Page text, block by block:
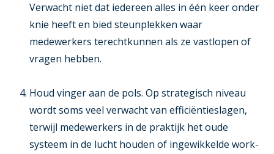
Verwacht niet dat iedereen alles in één keer onder
knie heeft en bied steunplekken waar
medewerkers terechtkunnen als ze vastlopen of
vragen hebben.
Houd vinger aan de pols. Op strategisch niveau
wordt soms veel verwacht van efficiëntieslagen,
terwijl medewerkers in de praktijk het oude
systeem in de lucht houden of ingewikkelde work-